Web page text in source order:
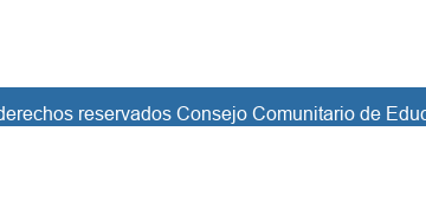
reservados Consejo Comunitario de